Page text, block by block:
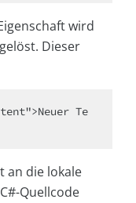
wird
Dieser
Te
an die lokale
Quellcode